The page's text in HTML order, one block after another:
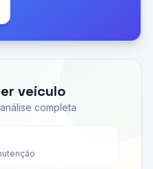
veículo
completa